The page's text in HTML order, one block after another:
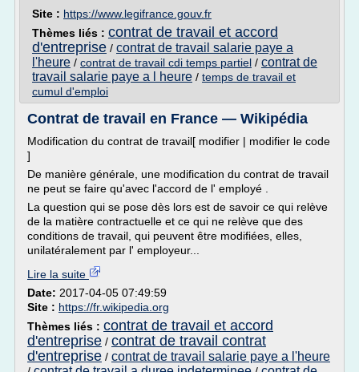
Site : https://www.legifrance.gouv.fr
Thèmes liés : contrat de travail et accord
d'entreprise / contrat de travail salarie paye a
l'heure / contrat de travail cdi temps partiel / contrat de
travail salarie paye a l heure / temps de travail et
cumul d'emploi
Contrat de travail en France — Wikipédia
Modification du contrat de travail[ modifier | modifier le code
]
De manière générale, une modification du contrat de travail
ne peut se faire qu'avec l'accord de l' employé .
La question qui se pose dès lors est de savoir ce qui relève
de la matière contractuelle et ce qui ne relève que des
conditions de travail, qui peuvent être modifiées, elles,
unilatéralement par l' employeur...
Lire la suite
Date: 2017-04-05 07:49:59
Site : https://fr.wikipedia.org
Thèmes liés : contrat de travail et accord
d'entreprise / contrat de travail contrat
d'entreprise / contrat de travail salarie paye a l'heure